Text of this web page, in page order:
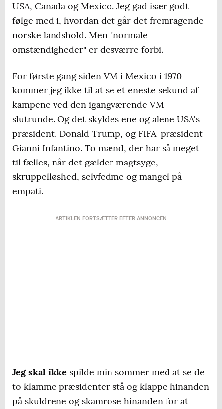
USA, Canada og Mexico. Jeg gad især godt
følge med i, hvordan det går det fremragende
norske landshold. Men "normale
omstændigheder" er desværre forbi.
For første gang siden VM i Mexico i 1970
kommer jeg ikke til at se et eneste sekund af
kampene ved den igangværende VM-
slutrunde. Og det skyldes ene og alene USA's
præsident, Donald Trump, og FIFA-præsident
Gianni Infantino. To mænd, der har så meget
til fælles, når det gælder magtsyge,
skruppelløshed, selvfedme og mangel på
empati.
ARTIKLEN FORTSÆTTER EFTER ANNONCEN
Jeg skal ikke spilde min sommer med at se de
to klamme præsidenter stå og klappe hinanden
på skuldrene og skamrose hinanden for at